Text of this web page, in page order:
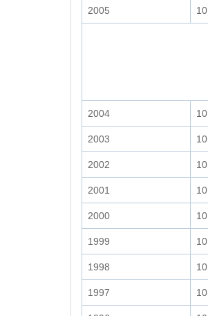
2005 10
2004 10
2003 10
2002 10
2001 10
2000 10
1999 10
1998 10
1997 10